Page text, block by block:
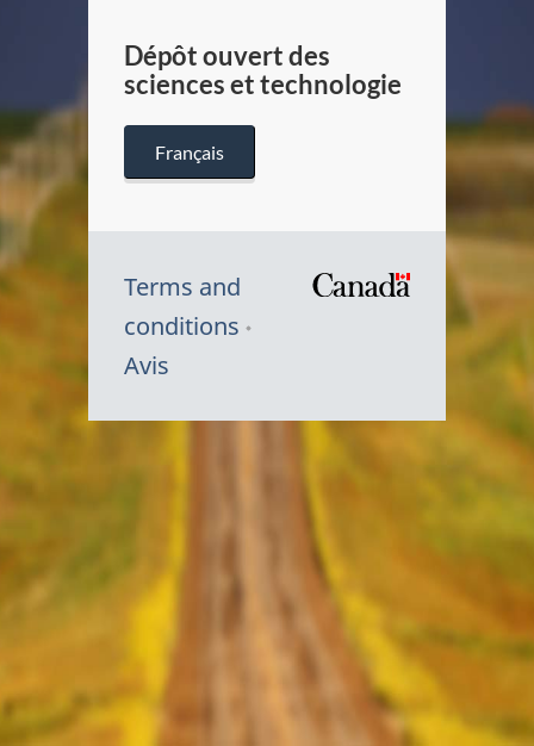
Dépôt ouvert des
sciences et technologie
Français
Terms and
conditions
Avis
Symbole
Canada